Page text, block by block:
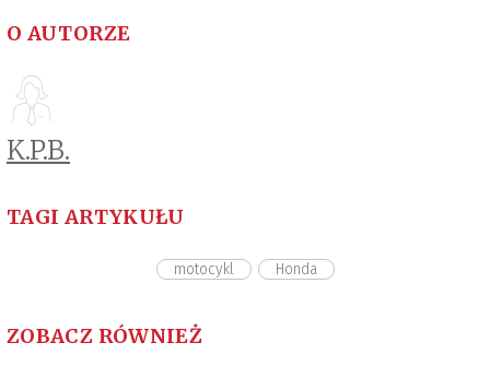
O AUTORZE
K.P.B.
TAGI ARTYKUŁU
motocykl Honda
ZOBACZ RÓWNIEŻ